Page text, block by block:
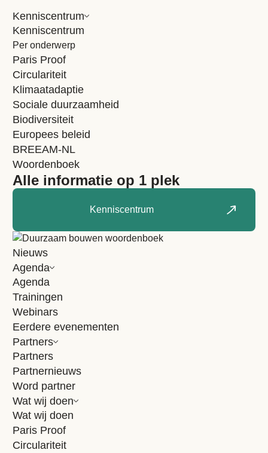
Kenniscentrum
Kenniscentrum
Per onderwerp
Paris Proof
Circulariteit
Klimaatadaptie
Sociale duurzaamheid
Biodiversiteit
Europees beleid
BREEAM-NL
Woordenboek
Alle informatie op 1 plek
Kenniscentrum
Nieuws
Agenda
Agenda
Trainingen
Webinars
Eerdere evenementen
Partners
Partners
Partnernieuws
Word partner
Wat wij doen
Wat wij doen
Paris Proof
Circulariteit
De video is gemaakt in samenwerking met: Max van Laarhoven
en Sky Lynx.
Berichten
BREEAM-NL
3 augustus 2026
2 minuten
CO2-monitoring biedt nieuwe inzichten voor
duurzame logistiek
Als jurylid van de Top 100 Logistiek Dienstverleners ging
Martin Mooij, programmamanager bij Dutch Green Building
Council (DGBC), in gesprek met logistiek...
Lees artikel
BREEAM-NL